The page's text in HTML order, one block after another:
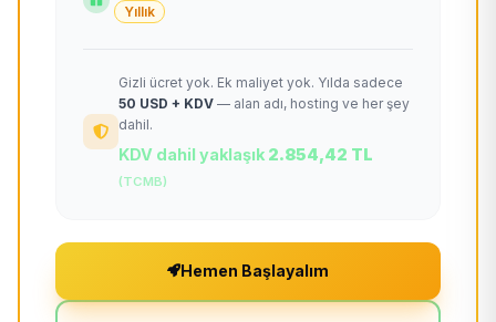
Yıllık
Gizli ücret yok. Ek maliyet yok. Yılda sadece
50 USD + KDV — alan adı, hosting ve her şey
dahil.
KDV dahil yaklaşık 2.854,42 TL
(TCMB)
Hemen Başlayalım